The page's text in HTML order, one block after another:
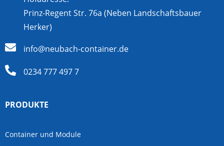
Prinz-Regent Str. 76a (Neben Landschaftsbauer
Herker)
info@neubach-container.de
0234 777 497 7
PRODUKTE
Container und Module